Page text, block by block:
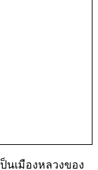
นเมืองหลวงของ